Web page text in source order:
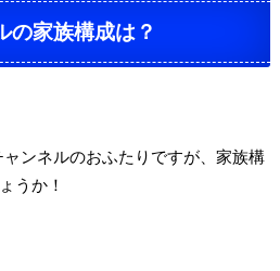
の家族構成は？
ンネルのおふたりですが、 家族構
うか！